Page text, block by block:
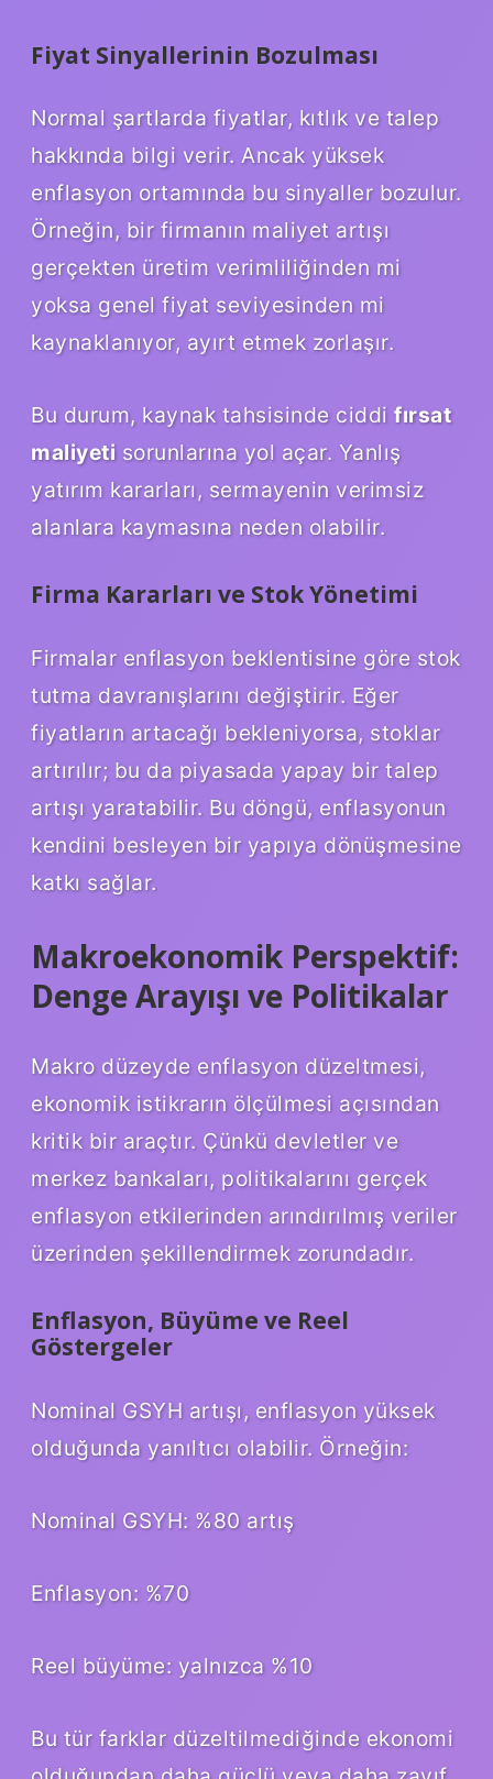
Fiyat Sinyallerinin Bozulması
Normal şartlarda fiyatlar, kıtlık ve talep
hakkında bilgi verir. Ancak yüksek
enflasyon ortamında bu sinyaller bozulur.
Örneğin, bir firmanın maliyet artışı
gerçekten üretim verimliliğinden mi
yoksa genel fiyat seviyesinden mi
kaynaklanıyor, ayırt etmek zorlaşır.
Bu durum, kaynak tahsisinde ciddi fırsat
maliyetisorunlarına yol açar. Yanlış
yatırım kararları, sermayenin verimsiz
alanlara kaymasına neden olabilir.
Firma Kararları ve Stok Yönetimi
Firmalar enflasyon beklentisine göre stok
tutma davranışlarını değiştirir. Eğer
fiyatların artacağı bekleniyorsa, stoklar
artırılır; bu da piyasada yapay bir talep
artışı yaratabilir. Bu döngü, enflasyonun
kendini besleyen bir yapıya dönüşmesine
katkı sağlar.
Makroekonomik Perspektif:
Denge Arayışı ve Politikalar
Makro düzeyde enflasyon düzeltmesi,
ekonomik istikrarın ölçülmesi açısından
kritik bir araçtır. Çünkü devletler ve
merkez bankaları, politikalarını gerçek
enflasyon etkilerinden arındırılmış veriler
üzerinden şekillendirmek zorundadır.
Enflasyon, Büyüme ve Reel
Göstergeler
Nominal GSYH artışı, enflasyon yüksek
olduğunda yanıltıcı olabilir. Örneğin:
Nominal GSYH: %80 artış
Enflasyon: %70
Reel büyüme: yalnızca %10
Bu tür farklar düzeltilmediğinde ekonomi